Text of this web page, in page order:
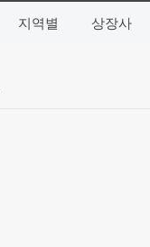
지역별 상장사